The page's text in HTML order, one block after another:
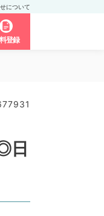
について
登録
日